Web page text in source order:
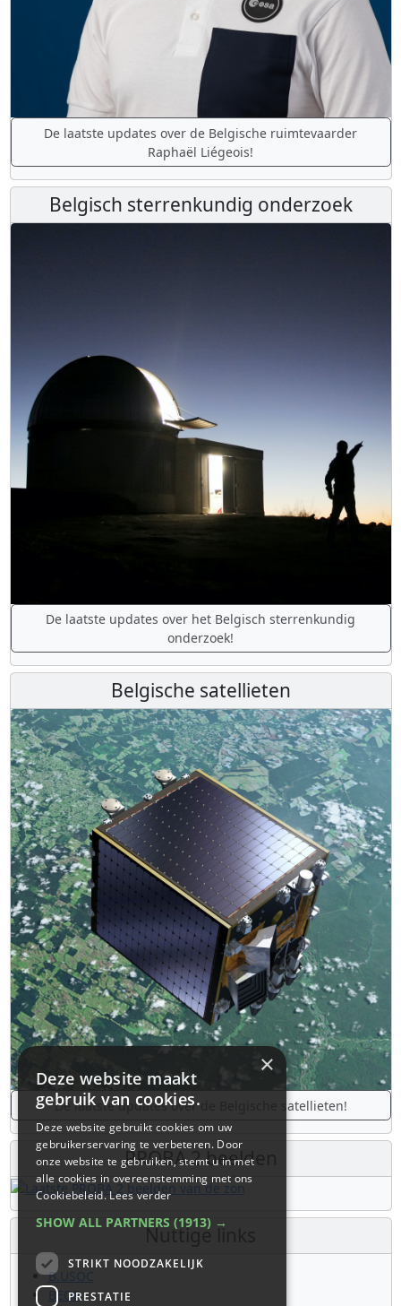
De laatste updates over de Belgische ruimtevaarder
Raphaël Liégeois!
Belgisch sterrenkundig onderzoek
De laatste updates over het Belgisch sterrenkundig
onderzoek!
Belgische satellieten
De laatste updates over de Belgische satellieten!
PROBA 2 beelden
Nuttige links
B.USOC
BEOP
×
Deze website maakt
gebruik van cookies.
Deze website gebruikt cookies om uw
gebruikerservaring te verbeteren. Door
onze website te gebruiken, stemt u in met
alle cookies in overeenstemming met ons
Cookiebeleid.Lees verder
SHOW ALL PARTNERS (1913) →
STRIKT NOODZAKELIJK
PRESTATIE